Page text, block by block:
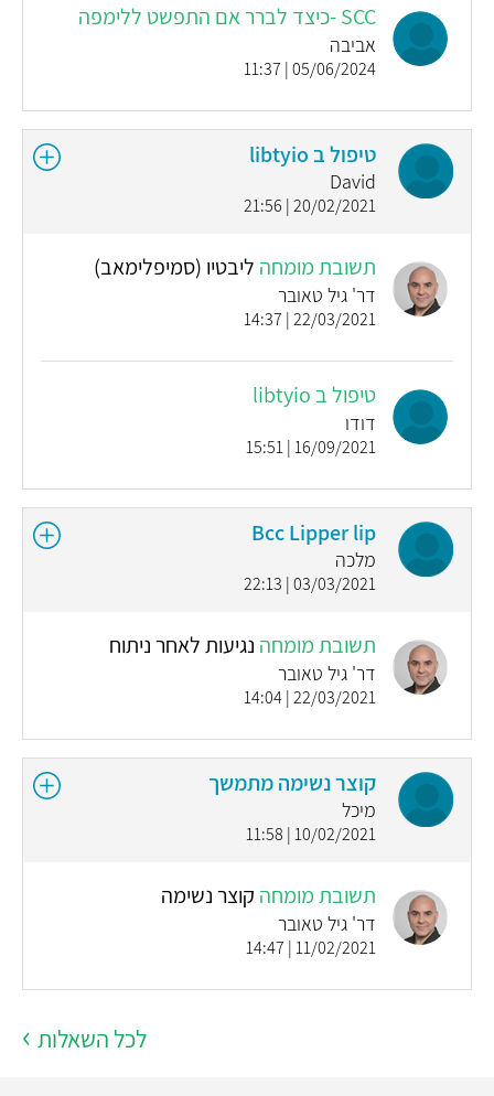
SCC -כיצד לברר אם התפשט ללימפה
אביבה
05/06/2024 | 11:37
טיפול ב libtyio
David
20/02/2021 | 21:56
תשובת מומחה ליבטיו (סמיפלימאב)
דר' גיל טאובר
22/03/2021 | 14:37
טיפול ב libtyio
דודו
16/09/2021 | 15:51
Bcc Lipper lip
מלכה
03/03/2021 | 22:13
תשובת מומחה נגיעות לאחר ניתוח
דר' גיל טאובר
22/03/2021 | 14:04
קוצר נשימה מתמשך
מיכל
10/02/2021 | 11:58
תשובת מומחה קוצר נשימה
דר' גיל טאובר
11/02/2021 | 14:47
לכל השאלות